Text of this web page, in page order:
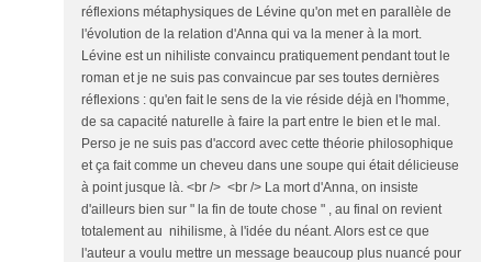
réflexions métaphysiques de Lévine qu'on met en parallèle de
l'évolution de la relation d'Anna qui va la mener à la mort.
Lévine est un nihiliste convaincu pratiquement pendant tout le
roman et je ne suis pas convaincue par ses toutes dernières
réflexions : qu'en fait le sens de la vie réside déjà en l'homme,
de sa capacité naturelle à faire la part entre le bien et le mal.
Perso je ne suis pas d'accord avec cette théorie philosophique
et ça fait comme un cheveu dans une soupe qui était délicieuse
à point jusque là. <br /> <br /> La mort d'Anna, on insiste
d'ailleurs bien sur " la fin de toute chose " , au final on revient
totalement au nihilisme, à l'idée du néant. Alors est ce que
l'auteur a voulu mettre un message beaucoup plus nuancé pour